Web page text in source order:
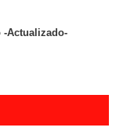
-Actualizado-